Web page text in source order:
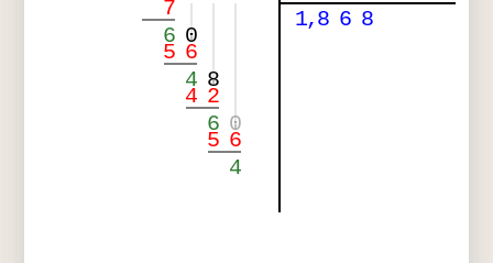
1,8 6 8
7
6 0
6
5
4 8
2
4
6 0
6
5
4